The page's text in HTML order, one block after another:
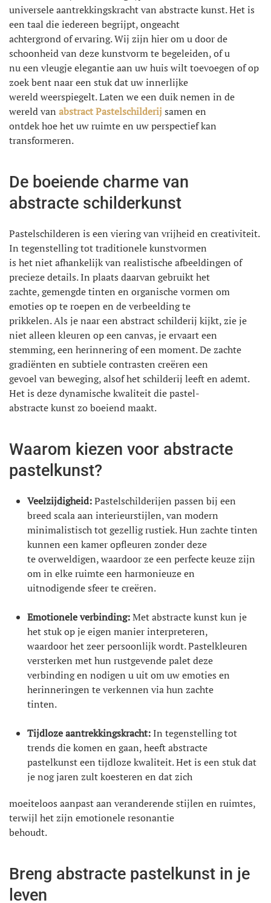
universele aantrekkingskracht van abstracte kunst. Het is
een taal die iedereen begrijpt, ongeacht
achtergrond of ervaring. Wij zijn hier om u door de
schoonheid van deze kunstvorm te begeleiden, of u
nu een vleugje elegantie aan uw huis wilt toevoegen of op
zoek bent naar een stuk dat uw innerlijke
wereld weerspiegelt. Laten we een duik nemen in de
wereld van abstract Pastelschilderij samen en
ontdek hoe het uw ruimte en uw perspectief kan
transformeren.
De boeiende charme van
abstracte schilderkunst
Pastelschilderen is een viering van vrijheid en creativiteit.
In tegenstelling tot traditionele kunstvormen
is het niet afhankelijk van realistische afbeeldingen of
precieze details. In plaats daarvan gebruikt het
zachte, gemengde tinten en organische vormen om
emoties op te roepen en de verbeelding te
prikkelen. Als je naar een abstract schilderij kijkt, zie je
niet alleen kleuren op een canvas, je ervaart een
stemming, een herinnering of een moment. De zachte
gradiënten en subtiele contrasten creëren een
gevoel van beweging, alsof het schilderij leeft en ademt.
Het is deze dynamische kwaliteit die pastel-
abstracte kunst zo boeiend maakt.
Waarom kiezen voor abstracte
pastelkunst?
Veelzijdigheid:Pastelschilderijen passen bij een
breed scala aan interieurstijlen, van modern
minimalistisch tot gezellig rustiek. Hun zachte tinten
kunnen een kamer opfleuren zonder deze
te overweldigen, waardoor ze een perfecte keuze zijn
om in elke ruimte een harmonieuze en
uitnodigende sfeer te creëren.
Emotionele verbinding:Met abstracte kunst kun je
het stuk op je eigen manier interpreteren,
waardoor het zeer persoonlijk wordt. Pastelkleuren
versterken met hun rustgevende palet deze
verbinding en nodigen u uit om uw emoties en
herinneringen te verkennen via hun zachte
tinten.
Tijdloze aantrekkingskracht:In tegenstelling tot
trends die komen en gaan, heeft abstracte
pastelkunst een tijdloze kwaliteit. Het is een stuk dat
je nog jaren zult koesteren en dat zich
moeiteloos aanpast aan veranderende stijlen en ruimtes,
terwijl het zijn emotionele resonantie
behoudt.
Breng abstracte pastelkunst in je
leven